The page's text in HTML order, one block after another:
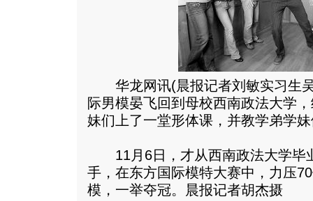
华龙网讯(晨报记者刘敏实习生
际男模晏飞回到母校西南政法大学
妹们上了一堂形体课，并教学弟学
11月6日，才从西南政法大学毕
手，在东方国际模特大赛中，力压
模，一举夺冠。晨报记者胡杰摄